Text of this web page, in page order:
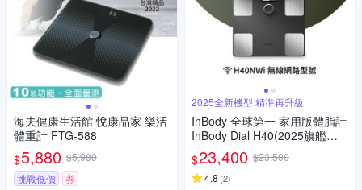
海夫健康生活館 悅康品家 樂活
體重計 FTG-588
$5,880 $5,980
挑戰低價
券
2025全新機型 精準再升級
InBody 全球第一 家用版體脂計
InBody Dial H40(2025旗艦機/
用科學管理健康)
$23,400 $23,500
4.8 (2)